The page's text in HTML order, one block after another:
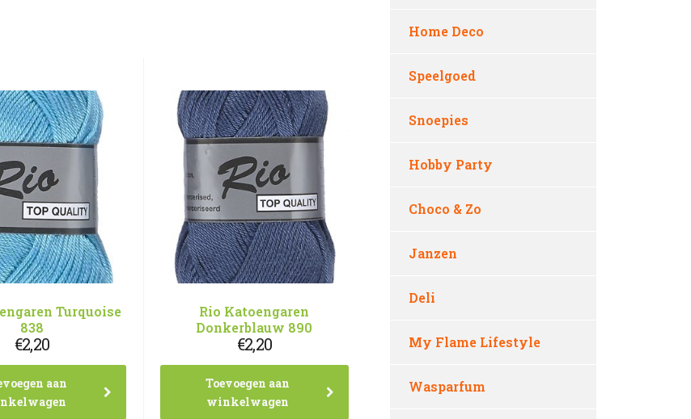
Turquoise
838
€2,20
aan
Rio Katoengaren
Donkerblauw 890
€2,20
Toevoegen aan
winkelwagen
Home Deco
Speelgoed
Snoepies
Hobby Party
Choco & Zo
Janzen
Deli
My Flame Lifestyle
Wasparfum